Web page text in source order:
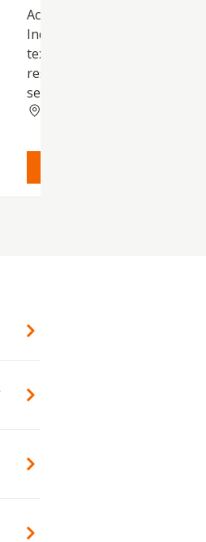
Actividades inmobiliarias. 4.
Industrias manufactureras y
textiles. 5. Turismo,
restauración. 6. Prestación de
servicios, actividades de ge